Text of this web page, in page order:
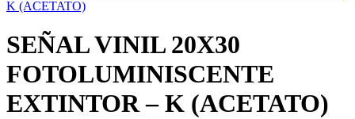
SEÑAL VINIL 20X30
FOTOLUMINISCENTE
EXTINTOR – K (ACETATO)